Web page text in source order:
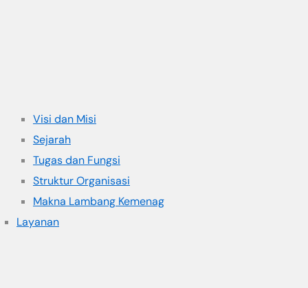
Visi dan Misi
Sejarah
Tugas dan Fungsi
Struktur Organisasi
Makna Lambang Kemenag
Layanan